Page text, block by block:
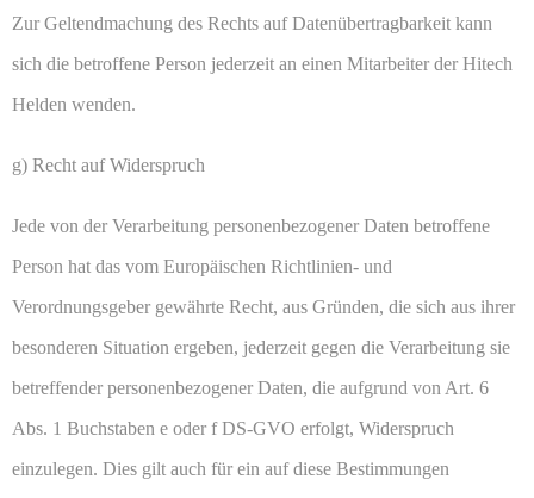
Zur Geltendmachung des Rechts auf Datenübertragbarkeit kann
sich die betroffene Person jederzeit an einen Mitarbeiter der Hitech
Helden wenden.
g) Recht auf Widerspruch
Jede von der Verarbeitung personenbezogener Daten betroffene
Person hat das vom Europäischen Richtlinien- und
Verordnungsgeber gewährte Recht, aus Gründen, die sich aus ihrer
besonderen Situation ergeben, jederzeit gegen die Verarbeitung sie
betreffender personenbezogener Daten, die aufgrund von Art. 6
Abs. 1 Buchstaben e oder f DS-GVO erfolgt, Widerspruch
einzulegen. Dies gilt auch für ein auf diese Bestimmungen